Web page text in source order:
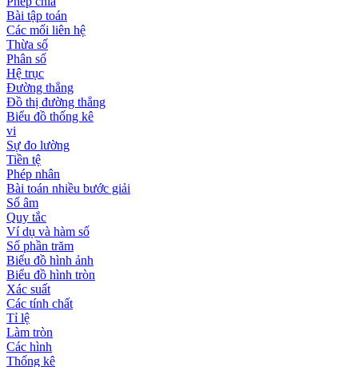
Bài tập toán
Các mối liên hệ
Thừa số
Phân số
Hệ trục
Đường thẳng
Đồ thị đường thẳng
Biểu đồ thống kê
vi
Sự đo lường
Tiền tệ
Phép nhân
Bài toán nhiều bước giải
Số âm
Quy tắc
Ví dụ và hàm số
Số phần trăm
Biểu đồ hình ảnh
Biểu đồ hình tròn
Xác suất
Các tính chất
Tỉ lệ
Làm tròn
Các hình
Thống kê